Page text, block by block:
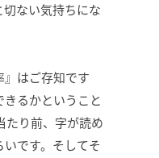
ない気持ちにな
はご存知です
るかということ
たり前、字が読め
です。そしてそ